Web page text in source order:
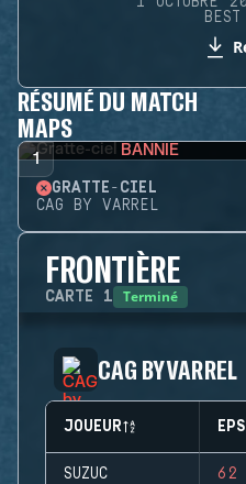
RÉSUMÉ DU MATCH
MAPS
1 BANNIE
GRATTE-CIEL
CAG BY VARREL
FRONTIÈRE
CARTE 1 Terminé
CAG BY VARREL
JOUEUR EPS
SUZUC 62